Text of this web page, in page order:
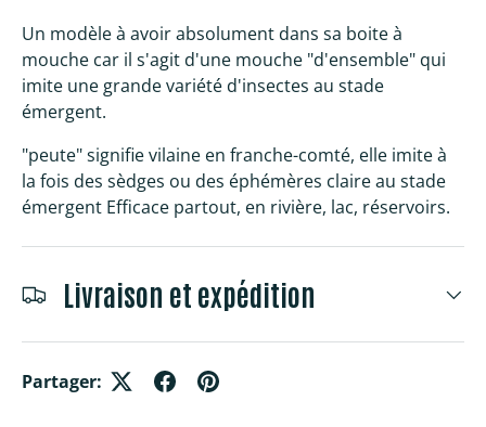
Un modèle à avoir absolument dans sa boite à
mouche car il s'agit d'une mouche "d'ensemble" qui
imite une grande variété d'insectes au stade
émergent.
"peute" signifie vilaine en franche-comté, elle imite à
la fois des sèdges ou des éphémères claire au stade
émergent Efficace partout, en rivière, lac, réservoirs.
Livraison et expédition
Partager: